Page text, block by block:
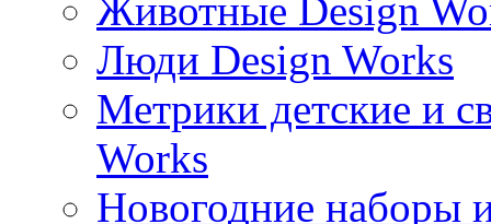
Животные Design
Люди Design Works
Метрики детские и
Works
Новогодние наборы